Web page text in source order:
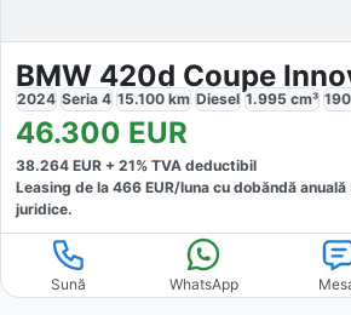
BMW 420d Coupe
2024 Seria 4 15.100 km Diesel 1.995 cm³ 190
46.300 EUR
38.264 EUR + 21% TVA deductibil
Leasing de la 466 EUR/luna cu dobăndă anuală
juridice.
Sună WhatsApp